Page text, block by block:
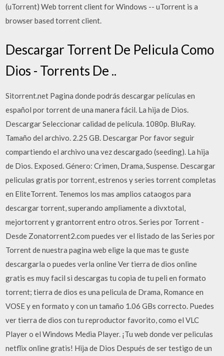
(uTorrent) Web torrent client for Windows -- uTorrent is a
browser based torrent client.
Descargar Torrent De Pelicula Como
Dios - Torrents De ..
Sitorrent.net Pagina donde podrás descargar películas en
español por torrent de una manera fácil. La hija de Dios.
Descargar Seleccionar calidad de película. 1080p. BluRay.
Tamaño del archivo. 2.25 GB. Descargar Por favor seguir
compartiendo el archivo una vez descargado (seeding). La hija
de Dios. Exposed. Género: Crimen, Drama, Suspense. Descargar
peliculas gratis por torrent, estrenos y series torrent completas
en EliteTorrent. Tenemos los mas amplios cataogos para
descargar torrent, superando ampliamente a divxtotal,
mejortorrent y grantorrent entro otros. Series por Torrent -
Desde Zonatorrent2.com puedes ver el listado de las Series por
Torrent de nuestra pagina web elige la que mas te guste
descargarla o puedes verla online Ver tierra de dios online
gratis es muy facil si descargas tu copia de tu peli en formato
torrent; tierra de dios es una pelicula de Drama, Romance en
VOSE y en formato y con un tamaño 1.06 GBs correcto. Puedes
ver tierra de dios con tu reproductor favorito, como el VLC
Player o el Windows Media Player. ¡Tu web donde ver peliculas
netflix online gratis! Hija de Dios Después de ser testigo de un